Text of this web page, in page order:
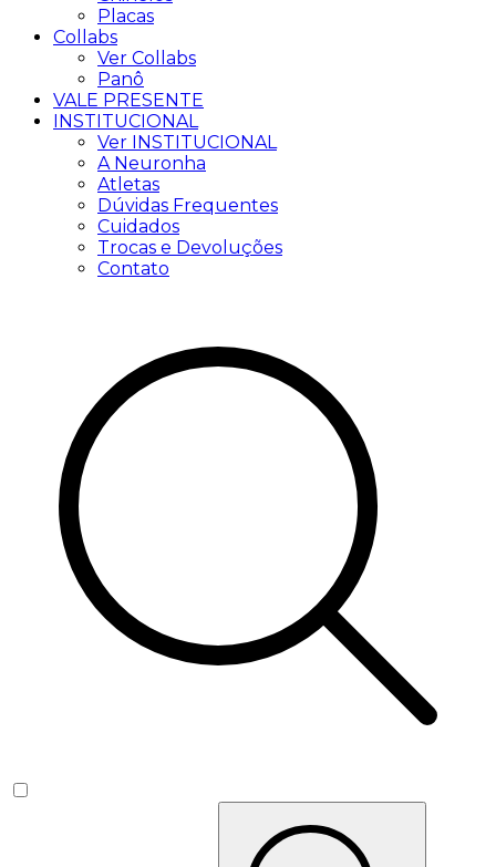
Placas
Collabs
Ver Collabs
Panô
VALE PRESENTE
INSTITUCIONAL
Ver INSTITUCIONAL
A Neuronha
Atletas
Dúvidas Frequentes
Cuidados
Trocas e Devoluções
Contato